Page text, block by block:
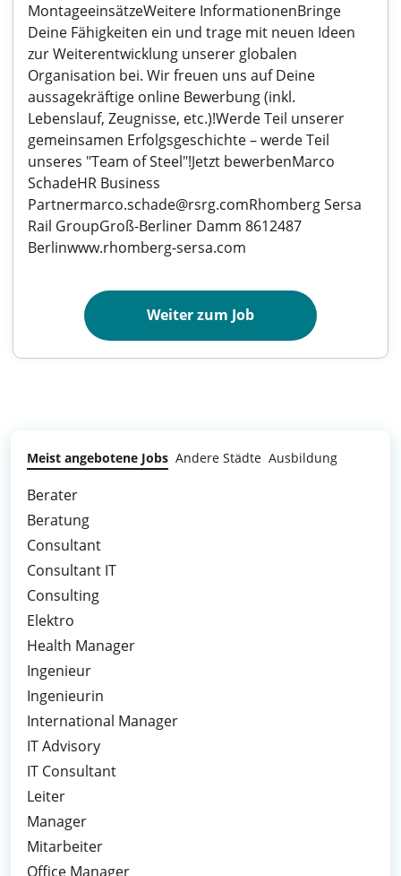
MontageeinsätzeWeitere InformationenBringe
Deine Fähigkeiten ein und trage mit neuen Ideen
zur Weiterentwicklung unserer globalen
Organisation bei. Wir freuen uns auf Deine
aussagekräftige online Bewerbung (inkl.
Lebenslauf, Zeugnisse, etc.)!Werde Teil unserer
gemeinsamen Erfolgsgeschichte – werde Teil
unseres "Team of Steel"!Jetzt bewerbenMarco
SchadeHR Business
Partnermarco.schade@rsrg.comRhomberg Sersa
Rail GroupGroß-Berliner Damm 8612487
Berlinwww.rhomberg-sersa.com
Weiter zum Job
Meist angebotene Jobs Andere Städte Ausbildung
Berater
Beratung
Consultant
Consultant IT
Consulting
Elektro
Health Manager
Ingenieur
Ingenieurin
International Manager
IT Advisory
IT Consultant
Leiter
Manager
Mitarbeiter
Office Manager